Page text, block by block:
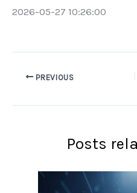
2026-05-27 10:26:00
PREVIOUS
Posts